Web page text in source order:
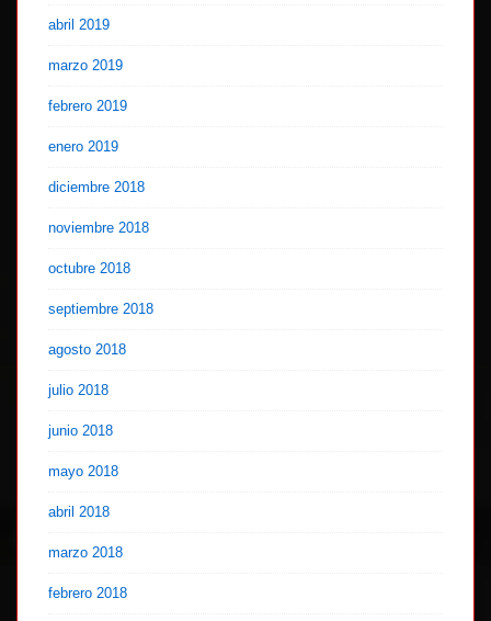
abril 2019
marzo 2019
febrero 2019
enero 2019
diciembre 2018
noviembre 2018
octubre 2018
septiembre 2018
agosto 2018
julio 2018
junio 2018
mayo 2018
abril 2018
marzo 2018
febrero 2018